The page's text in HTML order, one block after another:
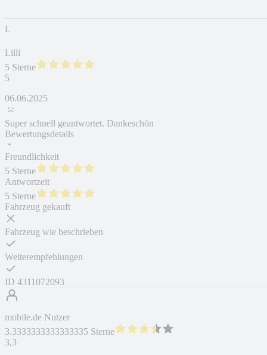
L
Lilli
5 Sterne
5
06.06.2025
Super schnell geantwortet. Dankeschön
Bewertungsdetails
Freundlichkeit
5 Sterne
Antwortzeit
5 Sterne
Fahrzeug gekauft
Fahrzeug wie beschrieben
Weiterempfehlungen
ID 4311072093
mobile.de Nutzer
3.3333333333333335 Sterne
3,3